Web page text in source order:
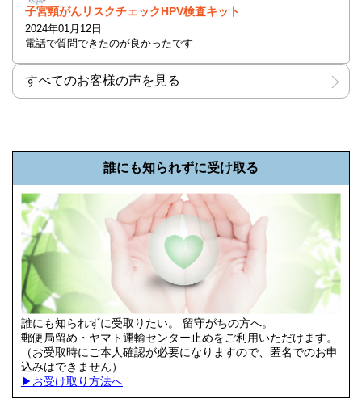
子宮頸がんリスクチェックHPV検査キット
2024年01月12日
電話で質問できたのが良かったです
すべてのお客様の声を見る
誰にも知られずに受け取る
誰にも知られずに受取りたい。 留守がちの方へ。
郵便局留め・ヤマト運輸センター止めをご利用いただけます。
（お受取時にご本人確認が必要になりますので、匿名でのお申
込みはできません）
▶︎お受け取り方法へ